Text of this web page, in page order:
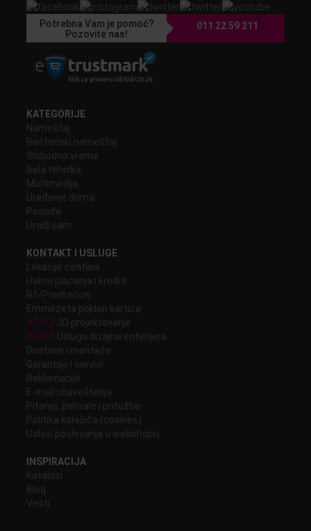
Potrebna Vam je pomoć?
Pozovite nas!
011 22 59 211
KATEGORIJE
Nameštaj
Baštenski nameštaj
Slobodno vreme
Bela tehnika
Multimedija
Uređenje doma
Posuđe
Uradi sam
KONTAKT I USLUGE
Lokacije centara
Uslovi plaćanja i krediti
R1/Predračuni
Emmezeta poklon kartica
NOVO! 3D projektovanje
NOVO!
Usluga dizajna enterijera
Dostave i montaže
Garancije i servisi
Reklamacije
E-mail obaveštenja
Pitanja, pohvale i pritužbe
Politika kolačića (cookies)
Uslovi poslovanja u webshopu
INSPIRACIJA
Katalozi
Blog
Vesti